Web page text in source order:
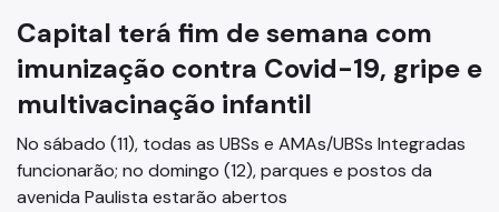
Capital terá fim de semana com
imunização contra Covid-19, gripe e
multivacinação infantil
No sábado (11), todas as UBSs e AMAs/UBSs Integradas
funcionarão; no domingo (12), parques e postos da
avenida Paulista estarão abertos